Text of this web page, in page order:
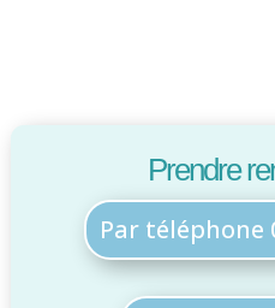
Prendre
Par téléphone